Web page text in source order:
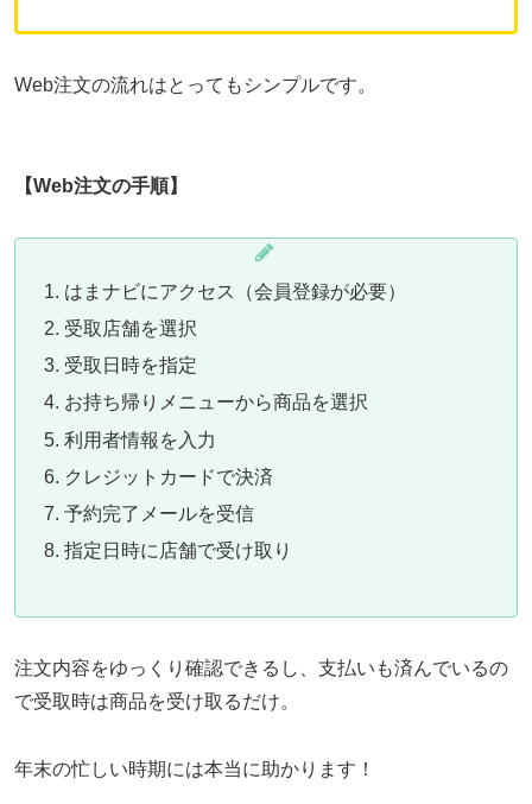
Web注文の流れはとってもシンプルです。
【Web注文の手順】
はまナビにアクセス（会員登録が必要）
受取店舗を選択
受取日時を指定
お持ち帰りメニューから商品を選択
利用者情報を入力
クレジットカードで決済
予約完了メールを受信
指定日時に店舗で受け取り
注文内容をゆっくり確認できるし、支払いも済んでいるの
で受取時は商品を受け取るだけ。
年末の忙しい時期には本当に助かります！